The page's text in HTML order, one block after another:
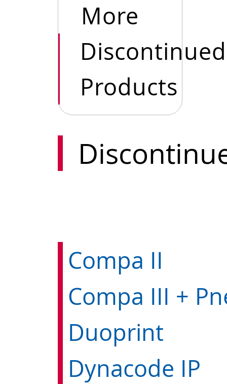
More
Discontinued
Products
Compa II
Duoprint
Dynacode IP